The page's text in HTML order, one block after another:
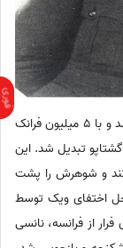
در سال 1943 گشتاپوی نازی از فعالیت‌های او باخبر شد و با 5 میلیون فرانک
تبدیل شد. این
کند و شوهرش را پشت
اختفای ویک توسط
از فرانسه، نانسی